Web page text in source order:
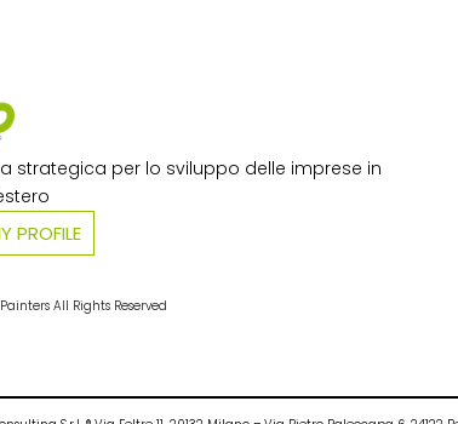
strategica per lo sviluppo delle imprese in
PROFILE
All Rights Reserved